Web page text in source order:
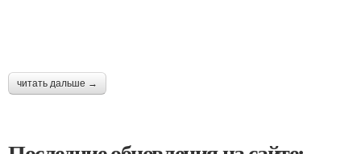
читать дальше →